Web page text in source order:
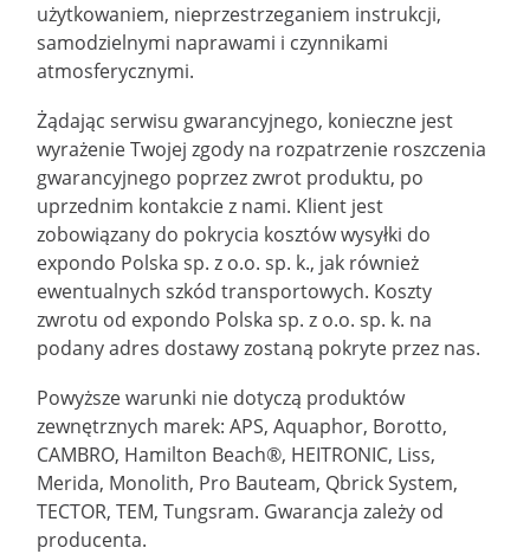
użytkowaniem, nieprzestrzeganiem instrukcji,
samodzielnymi naprawami i czynnikami
atmosferycznymi.
Żądając serwisu gwarancyjnego, konieczne jest
wyrażenie Twojej zgody na rozpatrzenie roszczenia
gwarancyjnego poprzez zwrot produktu, po
uprzednim kontakcie z nami. Klient jest
zobowiązany do pokrycia kosztów wysyłki do
expondo Polska sp. z o.o. sp. k., jak również
ewentualnych szkód transportowych. Koszty
zwrotu od expondo Polska sp. z o.o. sp. k. na
podany adres dostawy zostaną pokryte przez nas.
Powyższe warunki nie dotyczą produktów
zewnętrznych marek: APS, Aquaphor, Borotto,
CAMBRO, Hamilton Beach®, HEITRONIC, Liss,
Merida, Monolith, Pro Bauteam, Qbrick System,
TECTOR, TEM, Tungsram. Gwarancja zależy od
producenta.